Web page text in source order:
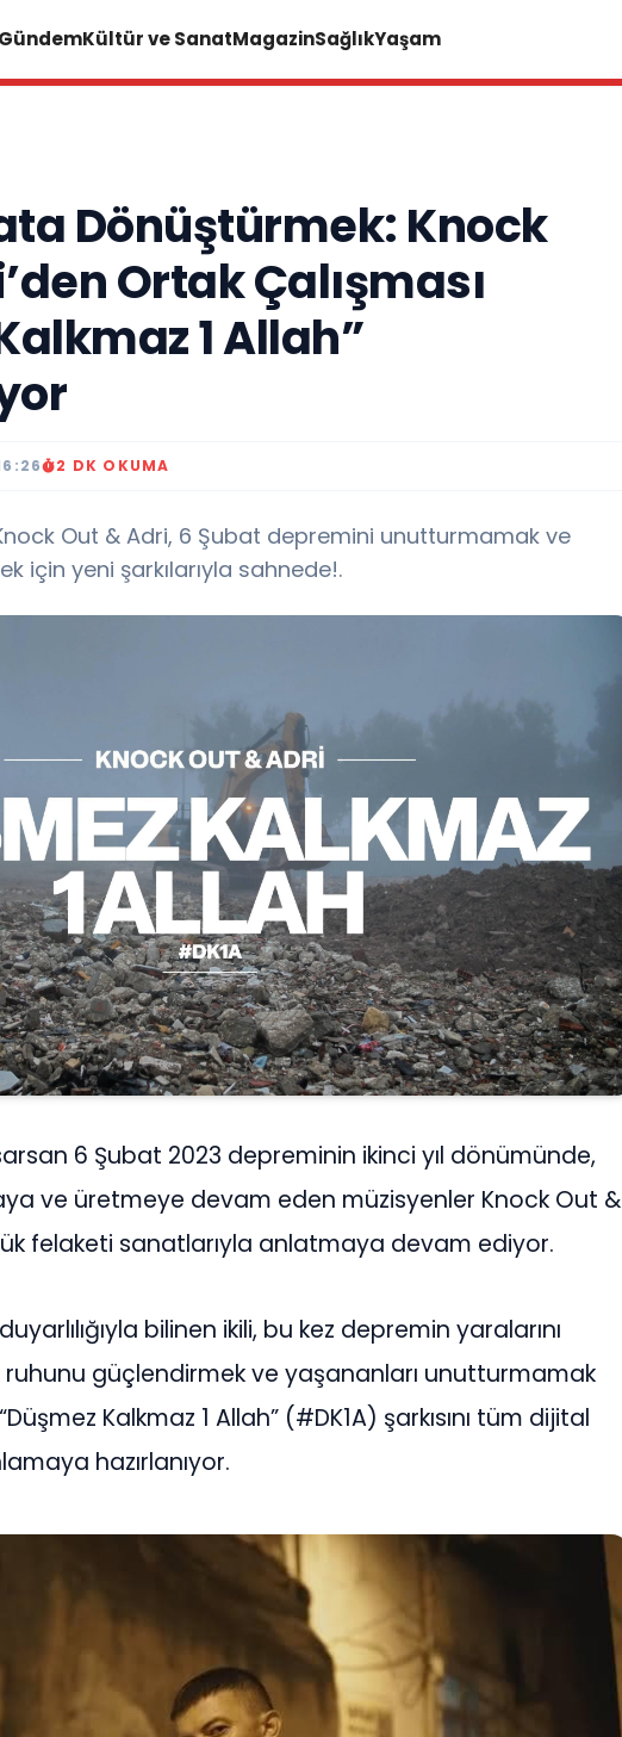
GündemKültür ve SanatMagazinSağlıkYaşam
Dönüştürmek: Knock
Ortak Çalışması
1 Allah”
2 DK OKUMA
Out & Adri, 6 Şubat depremini unutturmamak ve
için yeni şarkılarıyla sahnede!.
6 Şubat 2023 depreminin ikinci yıl dönümünde,
ve üretmeye devam eden müzisyenler Knock Out &
felaketi sanatlarıyla anlatmaya devam ediyor.
bilinen ikili, bu kez depremin yaralarını
ruhunu güçlendirmek ve yaşananları unutturmamak
Kalkmaz 1 Allah” (#DK1A) şarkısını tüm dijital
hazırlanıyor.